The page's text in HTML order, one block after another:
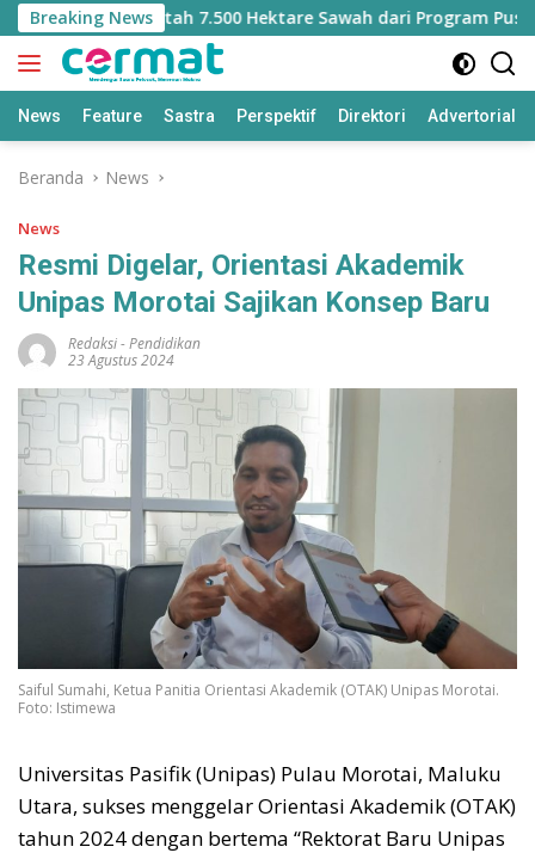
Langsung
ke
konten
Breaking News
Kehilangan Jatah 7.500 Hektare Sawah dari Program Pusat
News Feature Sastra Perspektif Direktori Advertorial
Beranda News
News
Resmi Digelar, Orientasi Akademik
Unipas Morotai Sajikan Konsep Baru
Redaksi-Pendidikan
23 Agustus 2024
Saiful Sumahi, Ketua Panitia Orientasi Akademik (OTAK) Unipas Morotai.
Foto: Istimewa
Universitas Pasifik (Unipas) Pulau Morotai, Maluku
Utara, sukses menggelar Orientasi Akademik (OTAK)
tahun 2024 dengan bertema “Rektorat Baru Unipas